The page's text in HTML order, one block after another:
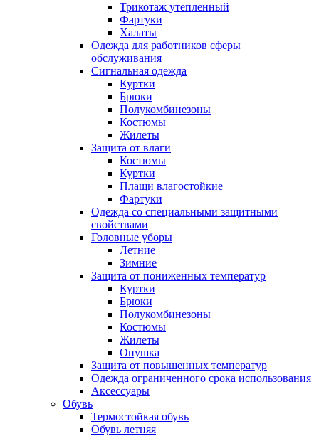
Трикотаж утепленный
Фартуки
Халаты
Одежда для работников сферы
обслуживания
Сигнальная одежда
Куртки
Брюки
Полукомбинезоны
Костюмы
Жилеты
Защита от влаги
Костюмы
Куртки
Плащи влагостойкие
Фартуки
Одежда со специальными защитными
свойствами
Головные уборы
Летние
Зимние
Защита от пониженных температур
Куртки
Брюки
Полукомбинезоны
Костюмы
Жилеты
Опушка
Защита от повышенных температур
Одежда ограниченного срока использования
Аксессуары
Обувь
Термостойкая обувь
Обувь летняя